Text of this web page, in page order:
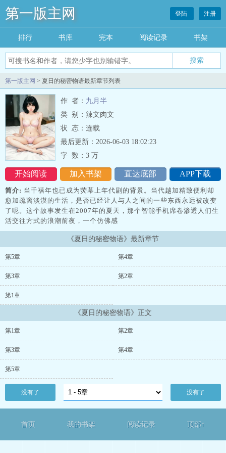
第一版主网
搜索
登陆 注册
排行 书库 完本 阅读记录 书架
第一版主网 > 夏日的秘密物语最新章节列表
作 者： 九月半
类 别：辣文肉文
状 态：连载
开始阅读 加入书架 直达底部 APP下载
最后更新：2026-06-03 18:02:23
字 数： 3 万
简介: 当千禧年也已成为荧幕上年代剧的背景。当代越加精致便利却
愈加疏离淡漠的生活，是否已经让人与人之间的一些东西永远被改变
了呢。这个故事发生在2007年的夏天，那个智能手机席卷渗透人们生
活交往方式的浪潮前夜，一个仿佛感
《夏日的秘密物语》最新章节
第5章 第4章
第3章 第2章
第1章
《夏日的秘密物语》正文
第1章 第2章
第3章 第4章
第5章
没有了 没有了
首页 我的书架 阅读记录 顶部↑